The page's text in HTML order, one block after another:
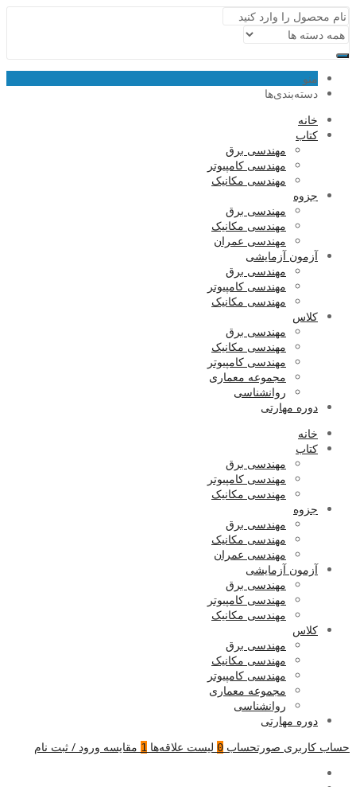
منو
دسته‌بندی‌ها
خانه
کتاب
مهندسی برق
مهندسی کامپیوتر
مهندسی مکانیک
جزوه
مهندسی برق
مهندسی مکانیک
مهندسی عمران
آزمون آزمایشی
مهندسی برق
مهندسی کامپیوتر
مهندسی مکانیک
کلاس
مهندسی برق
مهندسی مکانیک
مهندسی کامپیوتر
مجموعه معماری
روانشناسی
دوره مهارتی
خانه
کتاب
مهندسی برق
مهندسی کامپیوتر
مهندسی مکانیک
جزوه
مهندسی برق
مهندسی مکانیک
مهندسی عمران
آزمون آزمایشی
مهندسی برق
مهندسی کامپیوتر
مهندسی مکانیک
کلاس
مهندسی برق
مهندسی مکانیک
مهندسی کامپیوتر
مجموعه معماری
روانشناسی
دوره مهارتی
حساب کاربری صورتحساب 0 لیست علاقه‌ها 1 مقایسه ورود / ثبت نام